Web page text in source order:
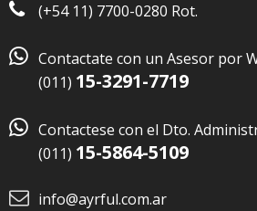
(+54 11) 7700-0280 Rot.
 Contactate con un Asesor por
(011) 15-3291-7719
 Contactese con el Dto.
(011) 15-5864-5109
info@ayrful.com.ar